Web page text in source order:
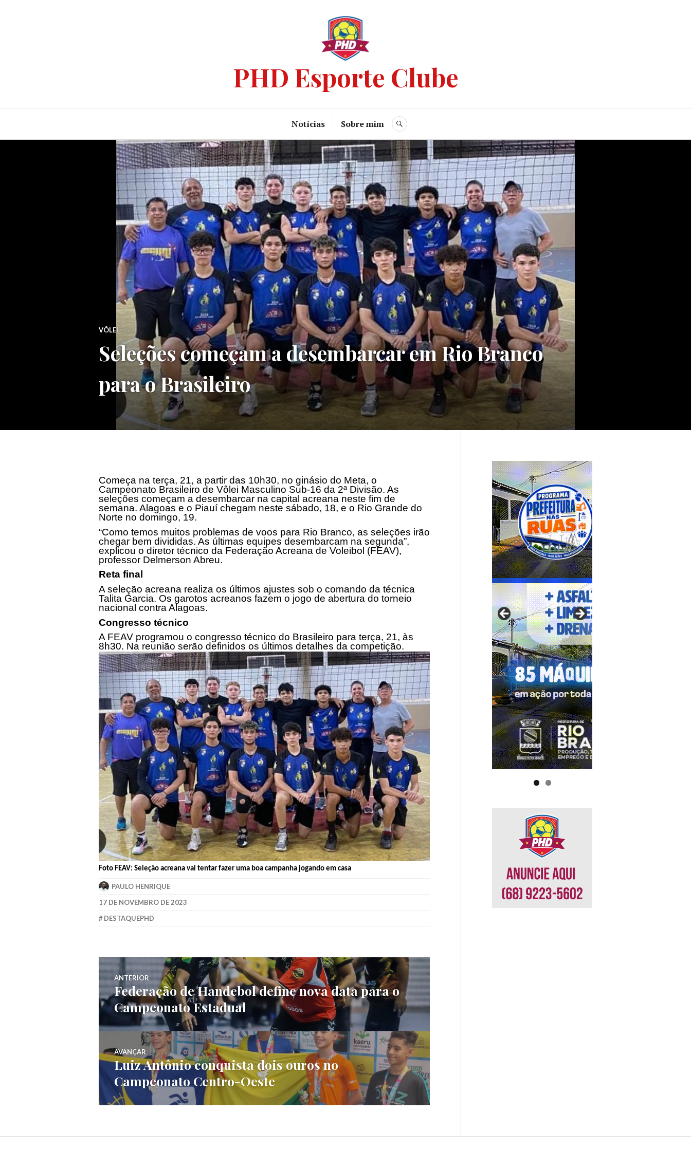
PHD Esporte Clube
Notícias Sobre mim
VÔLEI
Seleções começam a desembarcar em Rio Branco
para o Brasileiro
Começa na terça, 21, a partir das 10h30, no ginásio do Meta, o
Campeonato Brasileiro de Vôlei Masculino Sub-16 da 2ª Divisão. As
seleções começam a desembarcar na capital acreana neste fim de
semana. Alagoas e o Piauí chegam neste sábado, 18, e o Rio Grande do
Norte no domingo, 19.
“Como temos muitos problemas de voos para Rio Branco, as seleções irão
chegar bem divididas. As últimas equipes desembarcam na segunda”,
explicou o diretor técnico da Federação Acreana de Voleibol (FEAV),
professor Delmerson Abreu.
Reta final
A seleção acreana realiza os últimos ajustes sob o comando da técnica
Talita Garcia. Os garotos acreanos fazem o jogo de abertura do torneio
nacional contra Alagoas.
Congresso técnico
A FEAV programou o congresso técnico do Brasileiro para terça, 21, às
8h30. Na reunião serão definidos os últimos detalhes da competição.
Foto FEAV: Seleção acreana vai tentar fazer uma boa campanha jogando em casa
PAULO HENRIQUE
17 DE NOVEMBRO DE 2023
DESTAQUEPHD
ANTERIOR
Federação de Handebol define nova data para o
Campeonato Estadual
AVANÇAR
Luiz Antônio conquista dois ouros no
Campeonato Centro-Oeste